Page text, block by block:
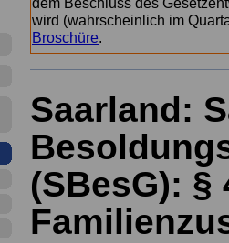
dem Beschluss des
wird (wahrscheinlich im
Broschüre.
Saarland:
(SBesG): §